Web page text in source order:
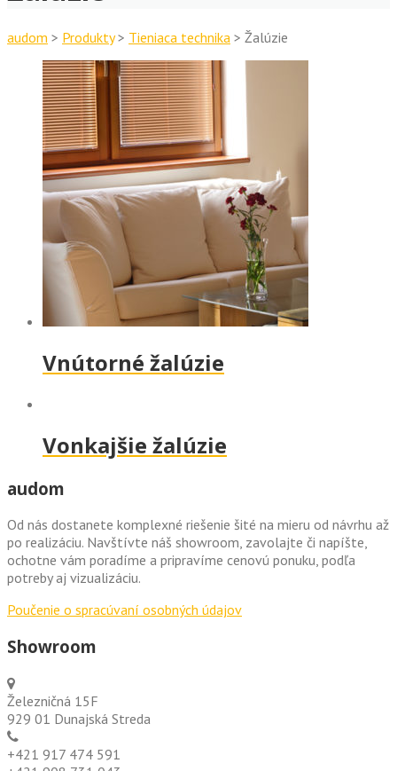
audom > Produkty> Tieniaca technika > Žalúzie
Vnútorné žalúzie
Vonkajšie žalúzie
audom
Od nás dostanete komplexné riešenie šité na mieru od návrhu až
po realizáciu. Navštívte náš showroom, zavolajte či napíšte,
ochotne vám poradíme a pripravíme cenovú ponuku, podľa
potreby aj vizualizáciu.
Poučenie o spracúvaní osobných údajov
Showroom
Železničná 15F
929 01 Dunajská Streda
+421 917 474 591